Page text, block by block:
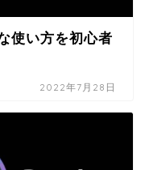
使い方を初心者
2022年7月28日